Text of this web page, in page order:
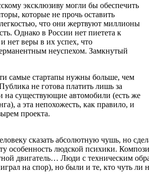
эксклюзиву могли бы обеспечить
которые не прочь оставить
что они жертвуют миллионы
Однако в России нет пиетета к
нет веры в их успех, что
неуспехом. Замкнутый
самые стартапы нужны больше, чем
не готова платить лишь за
на существующие автомобили (есть же
а эта непохожесть, как правило, и
проекта.
сказать абсолютную чушь, но
особенность людской психики.
двигатель… Люди с техническим
на спор), но были и те, кто чуть ли